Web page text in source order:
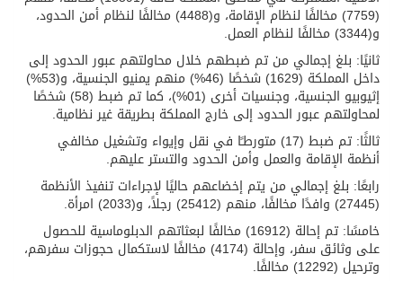
(7759) مخالفًا لنظام الإقامة، و(4488) مخالفًا لنظام أمن الحدود،
و(3344) مخالفًا لنظام العمل.
ثانيًا: بلغ إجمالي من تم ضبطهم خلال محاولتهم عبور الحدود إلى
داخل المملكة (1629) شخصًا (46%) منهم يمنيو الجنسية، و(53%)
إثيوبيو الجنسية، وجنسيات أخرى (01%)، كما تم ضبط (58) شخصًا
لمحاولتهم عبور الحدود إلى خارج المملكة بطريقة غير نظامية.
ثالثًا: تم ضبط (17) متورطـًا في نقل وإيواء وتشغيل مخالفي
أنظمة الإقامة والعمل وأمن الحدود والتستر عليهم.
رابعًا: بلغ إجمالي من يتم إخضاعهم حاليًا لإجراءات تنفيذ الأنظمة
(27445) وافدًا مخالفًا، منهم (25412) رجلاً، و(2033) امرأة.
خامسًا: تم إحالة (16912) مخالفًا لبعثاتهم الدبلوماسية للحصول
على وثائق سفر، وإحالة (4174) مخالفًا لاستكمال حجوزات سفرهم،
وترحيل (12292) مخالفًا.